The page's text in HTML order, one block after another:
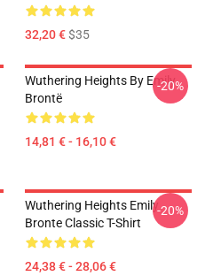
32,20 €$35
Wuthering Heights By Emily
Brontë
14,81 € - 16,10 €
-20%
Wuthering Heights Emily
Bronte Classic T-Shirt
24,38 € - 28,06 €
-20%